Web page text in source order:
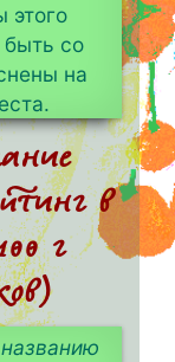
этого
быть со
на
в
г